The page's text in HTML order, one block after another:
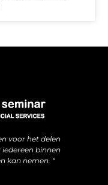
voor het delen
binnen
kan nemen. “